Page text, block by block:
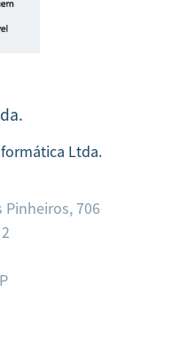
Ltda.
Pinheiros, 706